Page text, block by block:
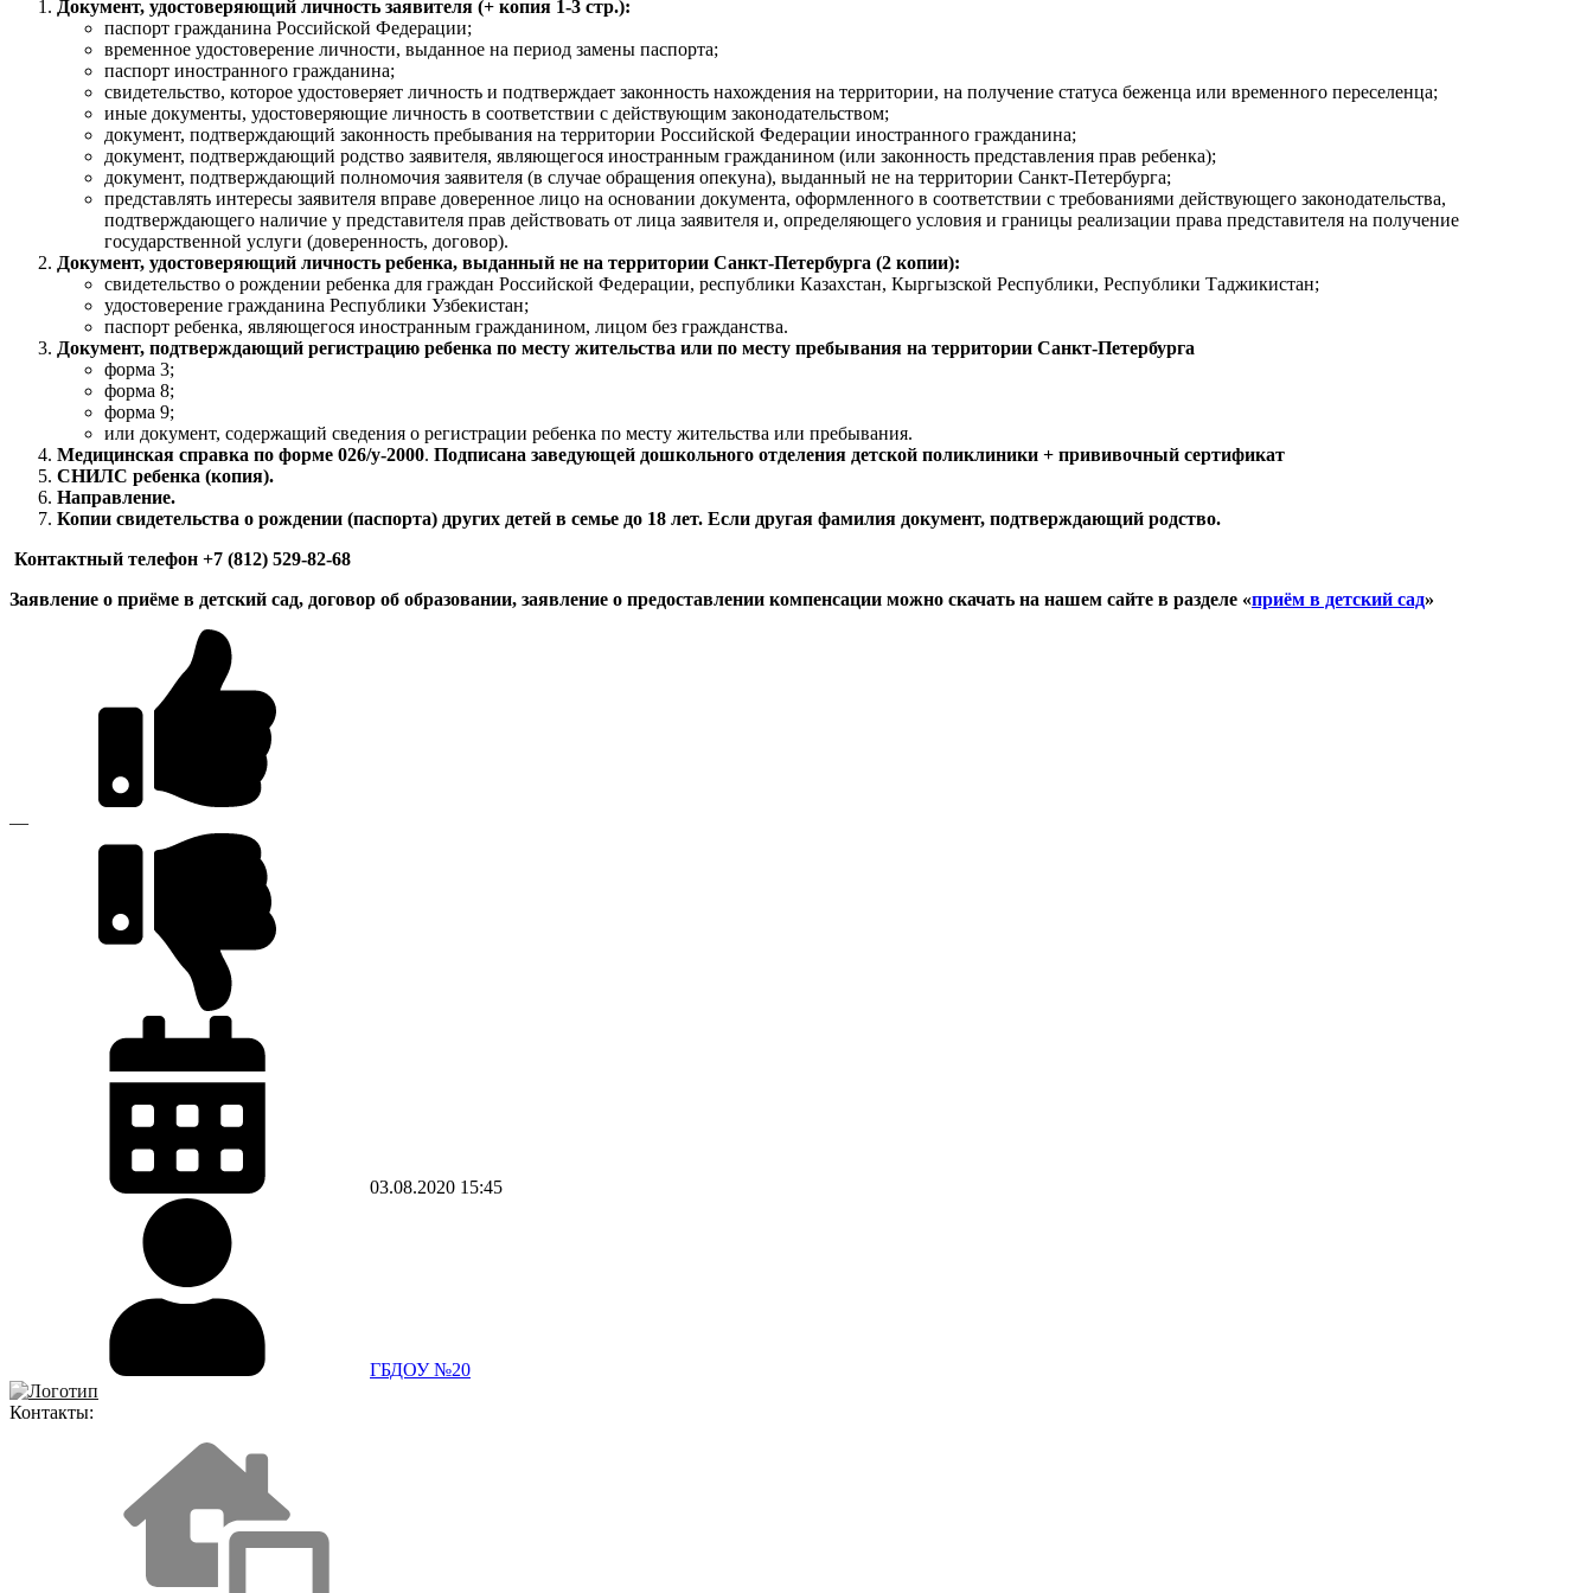
Документ, удостоверяющий личность заявителя (+ копия 1-3 стр.):
паспорт гражданина Российской Федерации;
временное удостоверение личности, выданное на период замены паспорта;
паспорт иностранного гражданина;
свидетельство, которое удостоверяет личность и подтверждает законность нахождения на территории, на получение статуса беженца или временного переселенца;
иные документы, удостоверяющие личность в соответствии с действующим законодательством;
документ, подтверждающий законность пребывания на территории Российской Федерации иностранного гражданина;
документ, подтверждающий родство заявителя, являющегося иностранным гражданином (или законность представления прав ребенка);
документ, подтверждающий полномочия заявителя (в случае обращения опекуна), выданный не на территории Санкт-Петербурга;
представлять интересы заявителя вправе доверенное лицо на основании документа, оформленного в соответствии с требованиями действующего законодательства,
подтверждающего наличие у представителя прав действовать от лица заявителя и, определяющего условия и границы реализации права представителя на получение
государственной услуги (доверенность, договор).
Документ, удостоверяющий личность ребенка, выданный не на территории Санкт-Петербурга (2 копии):
свидетельство о рождении ребенка для граждан Российской Федерации, республики Казахстан, Кыргызской Республики, Республики Таджикистан;
удостоверение гражданина Республики Узбекистан;
паспорт ребенка, являющегося иностранным гражданином, лицом без гражданства.
Документ, подтверждающий регистрацию ребенка по месту жительства или по месту пребывания на территории Санкт-Петербурга
форма 3;
форма 8;
форма 9;
или документ, содержащий сведения о регистрации ребенка по месту жительства или пребывания.
Медицинская справка по форме 026/у-2000. Подписана заведующей дошкольного отделения детской поликлиники + прививочный сертификат
СНИЛС ребенка (копия).
Направление.
Копии свидетельства о рождении (паспорта) других детей в семье до 18 лет. Если другая фамилия документ, подтверждающий родство.
Контактный телефон +7 (812) 529-82-68
Заявление о приёме в детский сад, договор об образовании, заявление о предоставлении компенсации можно скачать на нашем сайте в разделе «приём в детский сад»
—
03.08.2020 15:45
ГБДОУ №20
Контакты: